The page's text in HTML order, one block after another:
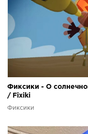
Фиксики - О
/ Fixiki
Фиксики